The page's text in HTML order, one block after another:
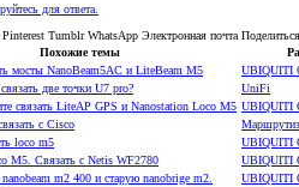
для ответа.
Pinterest Tumblr WhatsApp Электронная почта Поделиться
Похожие темы
мосты NanoBeam5AC и LiteBeam M5 UBIQUITI
две точки U7 pro? UniFi
связать LiteAP GPS и Nanostation Loco M5 UBIQUITI
с Cisco
loco m5 UBIQUITI
M5. Связать с Netis WF2780 UBIQUITI
m2 400 и старую nanobrige m2. UBIQUITI